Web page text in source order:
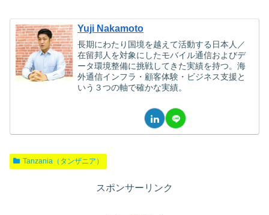
Yuji Nakamoto
長期にわたり国境を越えて活動する日本人／
在留邦人を対象にしたモバイル通信およびデ
ータ環境整備に挑戦してきた実績を持つ。海
外通信インフラ・顧客体験・ビジネス支援と
いう３つの軸で確かな実績。
Tanzania（タンザニア）
スポンサーリンク